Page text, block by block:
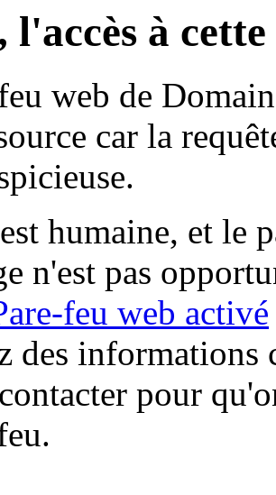
l'accès à
web de
car la
humaine, et le
n'est pas
feu web activé
des informations
pour